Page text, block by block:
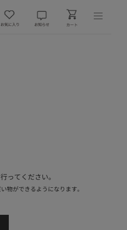
ってください。
物ができるようになります。